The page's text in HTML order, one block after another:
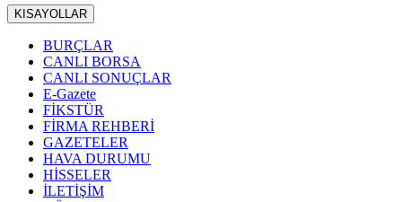
KISAYOLLAR
BURÇLAR
CANLI BORSA
CANLI SONUÇLAR
E-Gazete
FİKSTÜR
FİRMA REHBERİ
GAZETELER
HAVA DURUMU
HİSSELER
İLETİŞİM